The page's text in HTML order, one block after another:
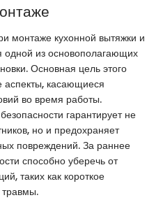
монтаже кухонной вытяжки и
одной из основополагающих
Основная цель этого
аспекты, касающиеся
во время работы.
гарантирует не
но и предохраняет
повреждений. За раннее
способно уберечь от
таких как короткое